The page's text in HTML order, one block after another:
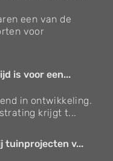
een van de
voor
is voor een...
in ontwikkeling.
krijgt t...
tuinprojecten v...